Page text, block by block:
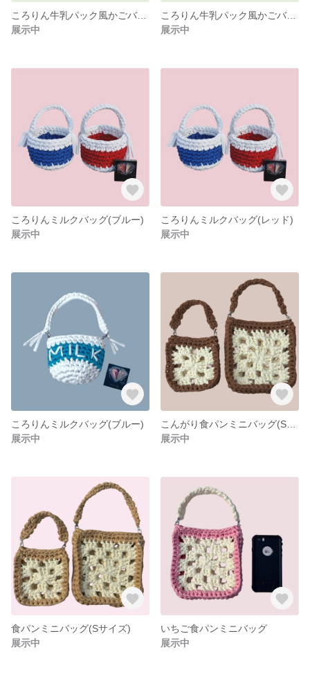
ころりん牛乳パック風かごバッグ(ブルー)
展示中
ころりん牛乳パック風かごバッグ(レッド)
展示中
ころりんミルクバッグ(ブルー)
展示中
ころりんミルクバッグ(レッド)
展示中
ころりんミルクバッグ(ブルー)
展示中
展示中
食パンミニバッグ(Sサイズ)
展示中
いちご食パンミニバッグ
展示中